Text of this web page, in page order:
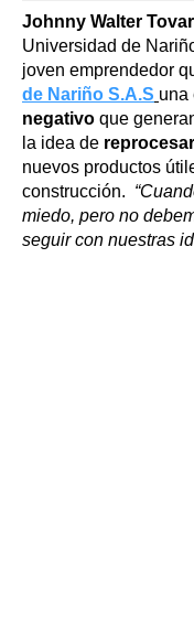
Johnny Walter Tovar
Universidad de
joven emprendedor
de Nariño S.A.S una
negativo que
la idea de
nuevos productos
construcción.
miedo, pero no
seguir con nuestras